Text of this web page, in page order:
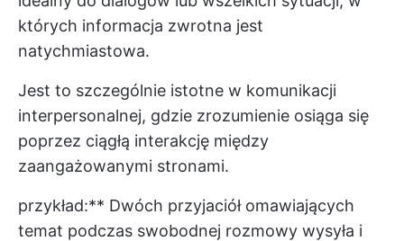
których informacja zwrotna jest
natychmiastowa.
Jest to szczególnie istotne w komunikacji
interpersonalnej, gdzie zrozumienie osiąga się
poprzez ciągłą interakcję między
zaangażowanymi stronami.
przykład:** Dwóch przyjaciół omawiających
temat podczas swobodnej rozmowy wysyła i